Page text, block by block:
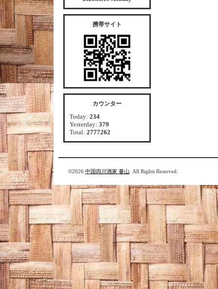
携帯サイト
カウンター
Today: 234
Yesterday: 379
Total: 2777262
©2026 中国四川酒家 蔓山 . All Rights Reserved.